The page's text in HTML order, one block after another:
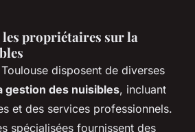
les propriétaires sur la
disposent de diverses
gestion des nuisibles, incluant
et des services professionnels.
spécialisées fournissent des